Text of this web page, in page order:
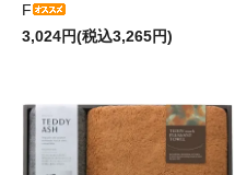
F
3,024円(税込3,265円)